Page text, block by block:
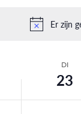
Er zijn
DI
23